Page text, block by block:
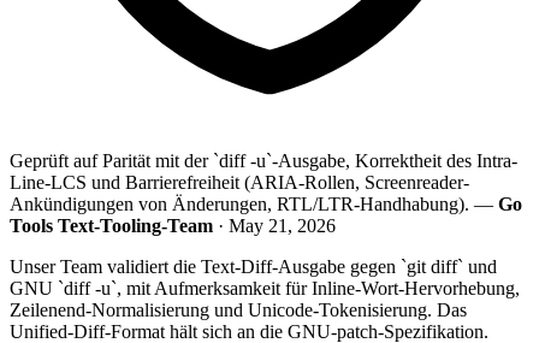
Geprüft auf Parität mit der `diff -u`-Ausgabe, Korrektheit des Intra-
Line-LCS und Barrierefreiheit (ARIA-Rollen, Screenreader-
Ankündigungen von Änderungen, RTL/LTR-Handhabung). — Go
Tools Text-Tooling-Team · May 21, 2026
Unser Team validiert die Text-Diff-Ausgabe gegen `git diff` und
GNU `diff -u`, mit Aufmerksamkeit für Inline-Wort-Hervorhebung,
Zeilenend-Normalisierung und Unicode-Tokenisierung. Das
Unified-Diff-Format hält sich an die GNU-patch-Spezifikation.